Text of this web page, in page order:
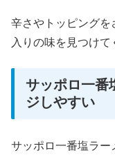
辛さやトッピングを
入りの味を見つけて
サッポロ一番
ジしやすい
サッポロ一番塩ラー